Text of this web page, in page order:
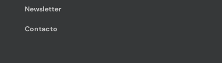
Newsletter
Contacto